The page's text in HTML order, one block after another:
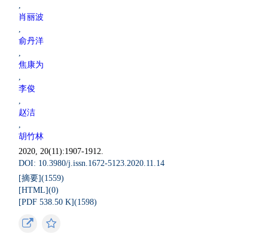
,
肖丽波
,
俞丹洋
,
焦康为
,
李俊
,
赵洁
,
胡竹林
2020, 20(11):1907-1912.
DOI: 10.3980/j.issn.1672-5123.2020.11.14
[摘要](1559)
[HTML](0)
[PDF 538.50 K](1598)